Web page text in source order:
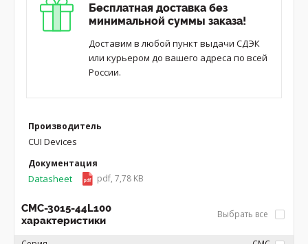
Бесплатная доставка без
минимальной суммы заказа!
Доставим в любой пункт выдачи СДЭК
или курьером до вашего адреса по всей
России.
Производитель
CUI Devices
Документация
Datasheet pdf, 7,78 KB
CMC-3015-44L100
характеристики
Выбрать все